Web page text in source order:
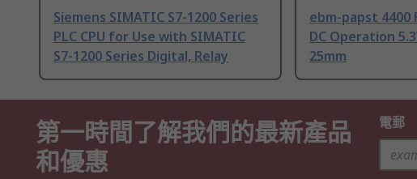
Siemens SIMATIC S7-1200 Series
PLC CPU for Use with SIMATIC
S7-1200 Series Digital, Relay
ebm-papst 4400
DC Operation
25mm
第一時間了解我們的最新產品
和優惠
電郵